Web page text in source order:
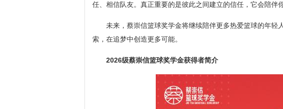
任、相信队友。真正重要的是彼此之间建立的信任，它会陪伴
未来，蔡崇信篮球奖学金将继续陪伴更多热爱篮球的年轻
索，在追梦中创造更多可能。
2026级蔡崇信篮球奖学金获得者简介